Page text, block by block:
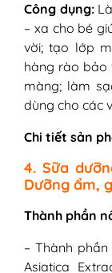
Công dụng:
– xa cho bé
vời; tạo lớp
hàng rào bảo
màng; làm
dùng cho các
Chi tiết sản
4. Sữa
Dưỡng ẩm,
Thành phần
– Thành
Asiatica